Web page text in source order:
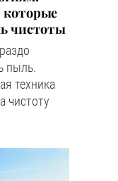
которые
чистоты
пыль.
техника
чистоту